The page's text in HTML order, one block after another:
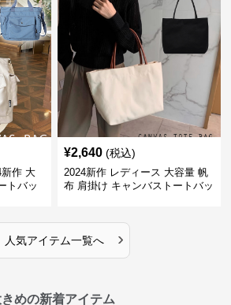
作 大
トバッ
¥2,640 (税込)
2024新作 レディース 大容量 帆
布 肩掛け キャンバストートバッ
人気アイテム一覧へ ›
めの新着アイテム